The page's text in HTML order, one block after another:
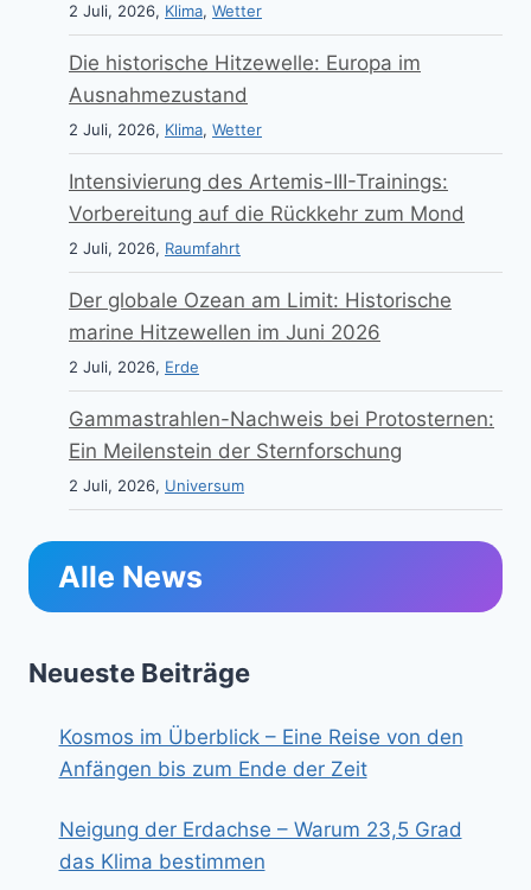
2 Juli, 2026, Klima, Wetter
Die historische Hitzewelle: Europa im
Ausnahmezustand
2 Juli, 2026, Klima, Wetter
Intensivierung des Artemis-III-Trainings:
Vorbereitung auf die Rückkehr zum Mond
2 Juli, 2026, Raumfahrt
Der globale Ozean am Limit: Historische
marine Hitzewellen im Juni 2026
2 Juli, 2026, Erde
Gammastrahlen-Nachweis bei Protosternen:
Ein Meilenstein der Sternforschung
2 Juli, 2026, Universum
Alle News
Neueste Beiträge
Kosmos im Überblick – Eine Reise von den
Anfängen bis zum Ende der Zeit
Neigung der Erdachse – Warum 23,5 Grad
das Klima bestimmen